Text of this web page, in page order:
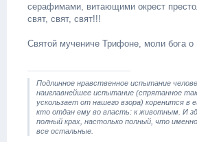
серафимами, витающими окрест
свят, свят, свят!!!
Святой мучениче Трифоне, моли бога о
Подлинное нравственное испытание
наиглавнейшее испытание (спрятанное
ускользает от нашего взора) коренится в
кто отдан ему во власть: к животным. И
полный крах, настолько полный, что
все остальные.